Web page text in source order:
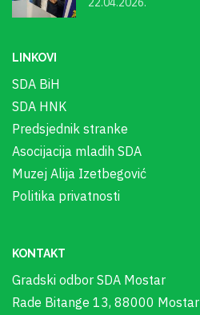
LINKOVI
SDA BiH
SDA HNK
Predsjednik stranke
Asocijacija mladih SDA
Muzej Alija Izetbegović
Politika privatnosti
KONTAKT
Gradski odbor SDA Mostar
Rade Bitange 13, 88000 Mostar